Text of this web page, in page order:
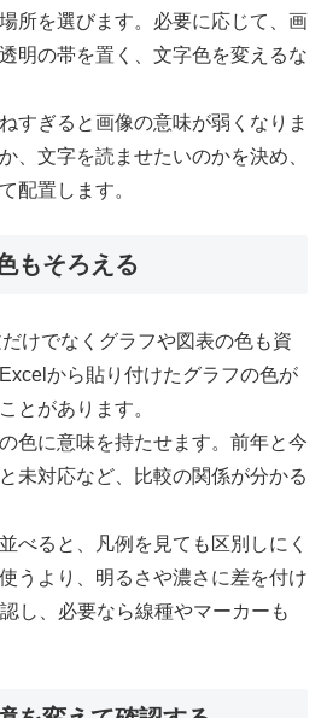
所を選びます。必要に応じて、画
明の帯を置く、文字色を変えるな
すぎると画像の意味が弱くなりま
、文字を読ませたいのかを決め、
配置します。
もそろえる
けでなくグラフや図表の色も資
から貼り付けたグラフの色が
とがあります。
色に意味を持たせます。前年と今
未対応など、比較の関係が分かる
べると、凡例を見ても区別しにく
うより、明るさや濃さに差を付け
し、必要なら線種やマーカーも